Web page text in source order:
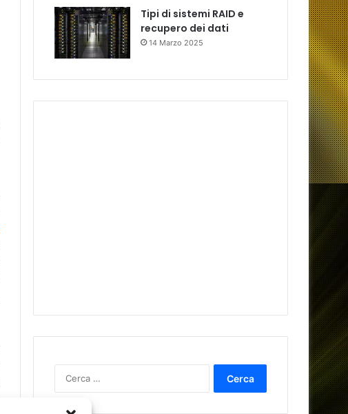
Tipi di sistemi RAID e
recupero dei dati
14 Marzo 2025